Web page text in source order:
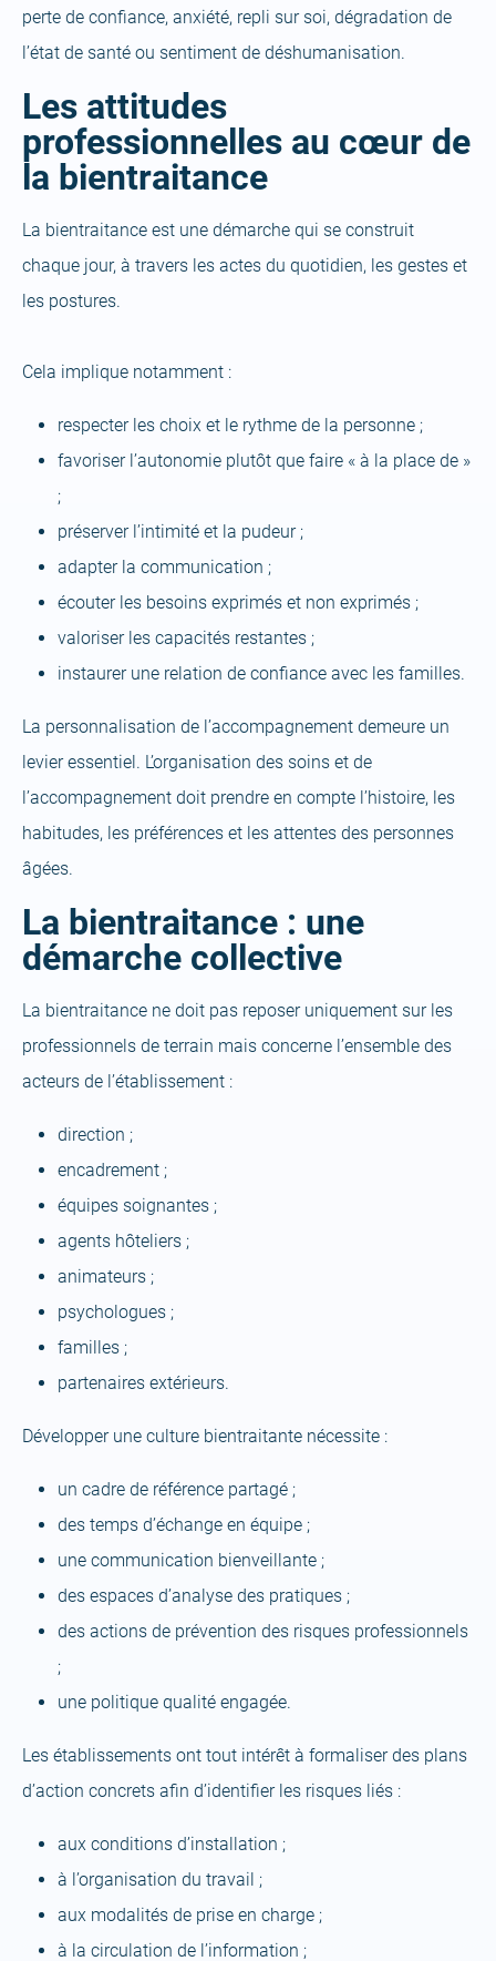
perte de confiance, anxiété, repli sur soi, dégradation de
l’état de santé ou sentiment de déshumanisation.
Les attitudes
professionnelles au cœur de
la bientraitance
La bientraitance est une démarche qui se construit
chaque jour, à travers les actes du quotidien, les gestes et
les postures.
Cela implique notamment :
respecter les choix et le rythme de la personne ;
favoriser l’autonomie plutôt que faire « à la place de »
;
préserver l’intimité et la pudeur ;
adapter la communication ;
écouter les besoins exprimés et non exprimés ;
valoriser les capacités restantes ;
instaurer une relation de confiance avec les familles.
La personnalisation de l’accompagnement demeure un
levier essentiel. L’organisation des soins et de
l’accompagnement doit prendre en compte l’histoire, les
habitudes, les préférences et les attentes des personnes
âgées.
La bientraitance : une
démarche collective
La bientraitance ne doit pas reposer uniquement sur les
professionnels de terrain mais concerne l’ensemble des
acteurs de l’établissement :
direction ;
encadrement ;
équipes soignantes ;
agents hôteliers ;
animateurs ;
psychologues ;
familles ;
partenaires extérieurs.
Développer une culture bientraitante nécessite :
un cadre de référence partagé ;
des temps d’échange en équipe ;
une communication bienveillante ;
des espaces d’analyse des pratiques ;
des actions de prévention des risques professionnels
;
une politique qualité engagée.
Les établissements ont tout intérêt à formaliser des plans
d’action concrets afin d’identifier les risques liés :
aux conditions d’installation ;
à l’organisation du travail ;
aux modalités de prise en charge ;
à la circulation de l’information ;